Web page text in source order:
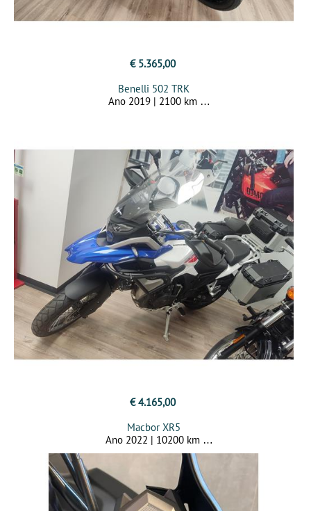
€ 5.365,00
Benelli 502 TRK
Ano 2019 | 2100 km
€ 4.165,00
Macbor XR5
Ano 2022 | 10200 km